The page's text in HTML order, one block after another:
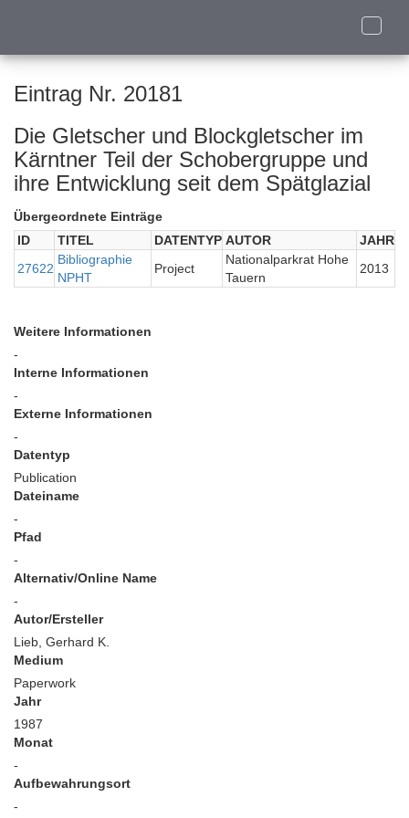
Toggle
Eintrag Nr. 20181
Die Gletscher und Blockgletscher im
Kärntner Teil der Schobergruppe und
ihre Entwicklung seit dem Spätglazial
Übergeordnete Einträge
ID
TITEL DATENTYP AUTOR
JAHR
27622
Bibliographie
NPHT
Project
Nationalparkrat Hohe
Tauern
2013
Weitere Informationen
-
Interne Informationen
-
Externe Informationen
-
Datentyp
Publication
Dateiname
-
Pfad
-
Alternativ/Online Name
-
Autor/Ersteller
Lieb, Gerhard K.
Medium
Paperwork
Jahr
1987
Monat
-
Aufbewahrungsort
-